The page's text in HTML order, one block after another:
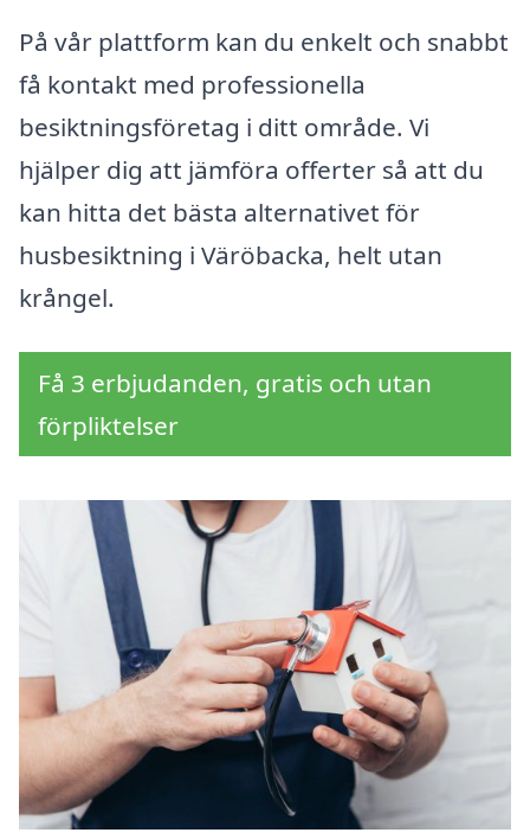
På vår plattform kan du enkelt och snabbt
få kontakt med professionella
besiktningsföretag i ditt område. Vi
hjälper dig att jämföra offerter så att du
kan hitta det bästa alternativet för
husbesiktning i Väröbacka, helt utan
krångel.
Få 3 erbjudanden, gratis och utan
förpliktelser